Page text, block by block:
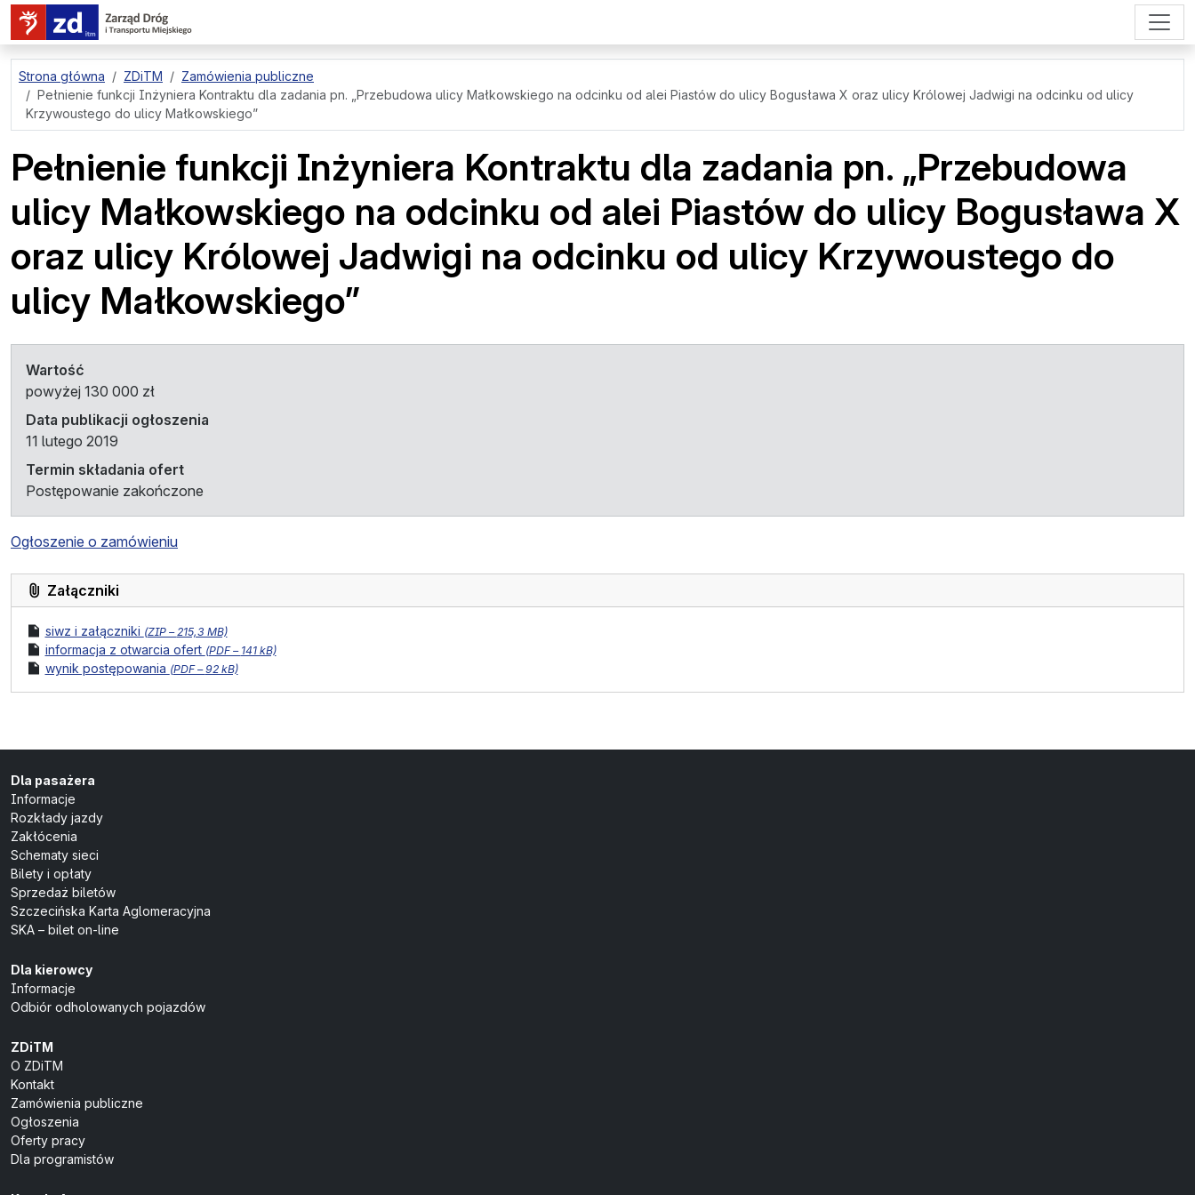
przejdź do treści strony
Strona główna ZDiTM
Zamówienia publiczne
Pełnienie funkcji Inżyniera Kontraktu dla zadania pn. „Przebudowa ulicy Małkowskiego na odcinku od alei Piastów do ulicy Bogusława X oraz ulicy Królowej Jadwigi na odcinku od ulicy
Krzywoustego do ulicy Małkowskiego”
Pełnienie funkcji Inżyniera Kontraktu dla zadania pn. „Przebudowa
ulicy Małkowskiego na odcinku od alei Piastów do ulicy Bogusława X
oraz ulicy Królowej Jadwigi na odcinku od ulicy Krzywoustego do
ulicy Małkowskiego”
Wartość
powyżej 130 000 zł
Data publikacji ogłoszenia
11 lutego 2019
Termin składania ofert
Postępowanie zakończone
Ogłoszenie o zamówieniu
Załączniki
plik
siwz i załączniki (format pliku:
ZIP – rozmiar pliku:
215,3 MB)
plik
informacja z otwarcia ofert (format pliku:
PDF – rozmiar pliku:
141 kB)
plik
wynik postępowania (format pliku:
PDF – rozmiar pliku:
92 kB)
Dla pasażera
Informacje
Rozkłady jazdy
Zakłócenia
Schematy sieci
Bilety i opłaty
Sprzedaż biletów
Szczecińska Karta Aglomeracyjna
SKA – bilet on-line
Dla kierowcy
Informacje
Odbiór odholowanych pojazdów
ZDiTM
O ZDiTM
Kontakt
Zamówienia publiczne
Ogłoszenia
Oferty pracy
Dla programistów